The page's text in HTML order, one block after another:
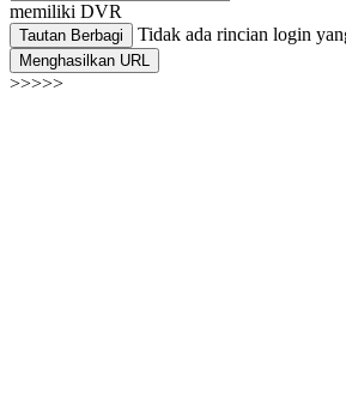
memiliki DVR
Tautan Berbagi Tidak ada rincian login
Menghasilkan URL
>>>>>